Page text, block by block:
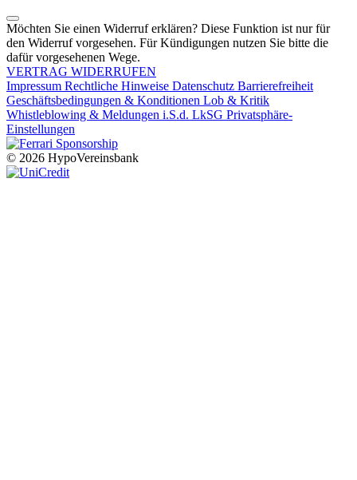
Möchten Sie einen Widerruf erklären? Diese Funktion ist nur für
den Widerruf vorgesehen. Für Kündigungen nutzen Sie bitte die
dafür vorgesehenen Wege.
VERTRAG WIDERRUFEN
Impressum Rechtliche Hinweise Datenschutz Barrierefreiheit
Geschäftsbedingungen & Konditionen Lob & Kritik
Whistleblowing & Meldungen i.S.d. LkSG Privatsphäre-
Einstellungen
© 2026 HypoVereinsbank